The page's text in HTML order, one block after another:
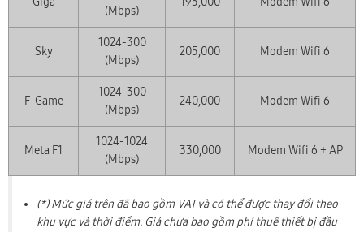
(Mbps)
Sky
1024-300
(Mbps)
205,000 Modem Wifi 6
F-Game
1024-300
(Mbps)
240,000 Modem Wifi 6
Meta F1
1024-1024
(Mbps)
330,000 Modem Wifi 6 + AP
(*) Mức giá trên đã bao gồm VAT và có thể được thay đổi theo
khu vực và thời điểm. Giá chưa bao gồm phí thuê thiết bị đầu